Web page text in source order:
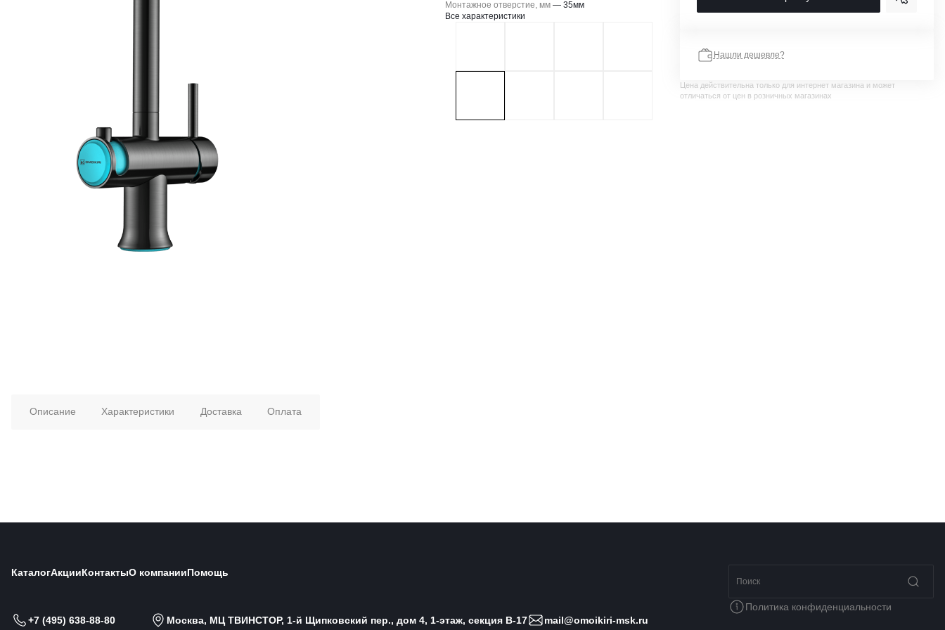
Монтажное отверстие, мм —35мм
Все характеристики
Нашли дешевле?
Цена действительна только для интернет магазина и может
отличаться от цен в розничных магазинах
Описание Характеристики Доставка Оплата
КаталогАкцииКонтактыО компанииПомощь
+7 (495) 638-88-80 Москва, МЦ ТВИНСТОР, 1-й Щипковский пер., дом 4, 1-этаж, секция B-17 mail@omoikiri-msk.ru
Политика конфиденциальности